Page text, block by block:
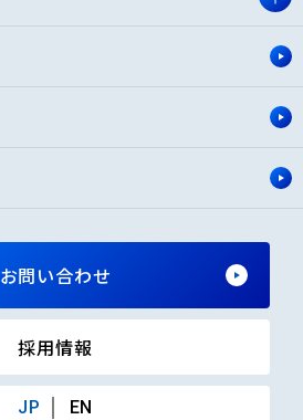
お問い合わせ
採用情報
JP EN